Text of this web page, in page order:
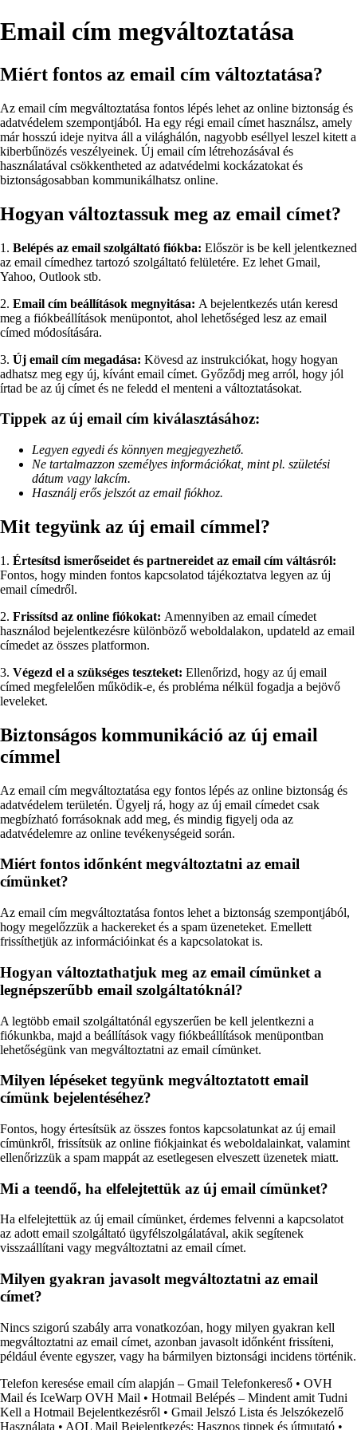
Email cím megváltoztatása
Miért fontos az email cím változtatása?
Az email cím megváltoztatása fontos lépés lehet az online biztonság és
adatvédelem szempontjából. Ha egy régi email címet használsz, amely
már hosszú ideje nyitva áll a világhálón, nagyobb eséllyel leszel kitett a
kiberbűnözés veszélyeinek. Új email cím létrehozásával és
használatával csökkentheted az adatvédelmi kockázatokat és
biztonságosabban kommunikálhatsz online.
Hogyan változtassuk meg az email címet?
1. Belépés az email szolgáltató fiókba: Először is be kell jelentkezned
az email címedhez tartozó szolgáltató felületére. Ez lehet Gmail,
Yahoo, Outlook stb.
2. Email cím beállítások megnyitása: A bejelentkezés után keresd
meg a fiókbeállítások menüpontot, ahol lehetőséged lesz az email
címed módosítására.
3. Új email cím megadása: Kövesd az instrukciókat, hogy hogyan
adhatsz meg egy új, kívánt email címet. Győződj meg arról, hogy jól
írtad be az új címet és ne feledd el menteni a változtatásokat.
Tippek az új email cím kiválasztásához:
Legyen egyedi és könnyen megjegyezhető.
Ne tartalmazzon személyes információkat, mint pl. születési
dátum vagy lakcím.
Használj erős jelszót az email fiókhoz.
Mit tegyünk az új email címmel?
1. Értesítsd ismerőseidet és partnereidet az email cím váltásról:
Fontos, hogy minden fontos kapcsolatod tájékoztatva legyen az új
email címedről.
2. Frissítsd az online fiókokat: Amennyiben az email címedet
használod bejelentkezésre különböző weboldalakon, updateld az email
címedet az összes platformon.
3. Végezd el a szükséges teszteket: Ellenőrizd, hogy az új email
címed megfelelően működik-e, és probléma nélkül fogadja a bejövő
leveleket.
Biztonságos kommunikáció az új email
címmel
Az email cím megváltoztatása egy fontos lépés az online biztonság és
adatvédelem területén. Ügyelj rá, hogy az új email címedet csak
megbízható forrásoknak add meg, és mindig figyelj oda az
adatvédelemre az online tevékenységeid során.
Miért fontos időnként megváltoztatni az email
címünket?
Az email cím megváltoztatása fontos lehet a biztonság szempontjából,
hogy megelőzzük a hackereket és a spam üzeneteket. Emellett
frissíthetjük az információinkat és a kapcsolatokat is.
Hogyan változtathatjuk meg az email címünket a
legnépszerűbb email szolgáltatóknál?
A legtöbb email szolgáltatónál egyszerűen be kell jelentkezni a
fiókunkba, majd a beállítások vagy fiókbeállítások menüpontban
lehetőségünk van megváltoztatni az email címünket.
Milyen lépéseket tegyünk megváltoztatott email
címünk bejelentéséhez?
Fontos, hogy értesítsük az összes fontos kapcsolatunkat az új email
címünkről, frissítsük az online fiókjainkat és weboldalainkat, valamint
ellenőrizzük a spam mappát az esetlegesen elveszett üzenetek miatt.
Mi a teendő, ha elfelejtettük az új email címünket?
Ha elfelejtettük az új email címünket, érdemes felvenni a kapcsolatot
az adott email szolgáltató ügyfélszolgálatával, akik segítenek
visszaállítani vagy megváltoztatni az email címet.
Milyen gyakran javasolt megváltoztatni az email
címet?
Nincs szigorú szabály arra vonatkozóan, hogy milyen gyakran kell
megváltoztatni az email címet, azonban javasolt időnként frissíteni,
például évente egyszer, vagy ha bármilyen biztonsági incidens történik.
Telefon keresése email cím alapján – Gmail Telefonkereső • OVH
Mail és IceWarp OVH Mail • Hotmail Belépés – Mindent amit Tudni
Kell a Hotmail Bejelentkezésről • Gmail Jelszó Lista és Jelszókezelő
Használata • AOL Mail Bejelentkezés: Hasznos tippek és útmutató •